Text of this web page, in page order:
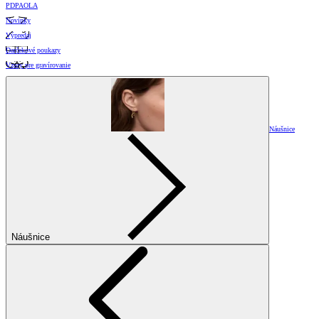
PDPAOLA
Novinky
Výpredaj
Darčekové poukazy
Vzory pre gravírovanie
Náušnice
Náušnice